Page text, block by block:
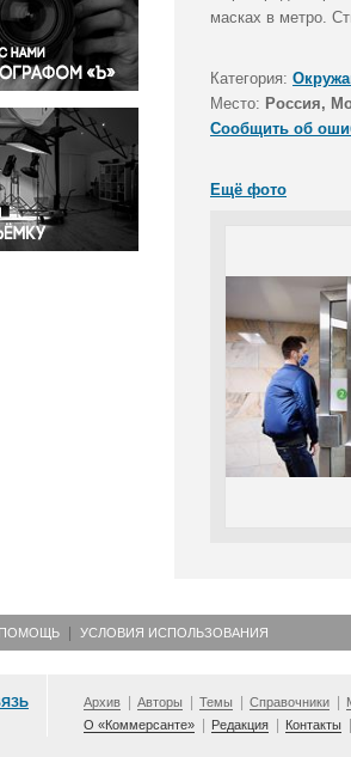
и конфликты
и бизнес
масках в метро.
Категория:
Место: Россия,
Сообщить об
Ещё фото
ПОМОЩЬ УСЛОВИЯ ИСПОЛЬЗОВАНИЯ
Архив Авторы Темы Справочники
О «Коммерсанте»
Редакция Контакты